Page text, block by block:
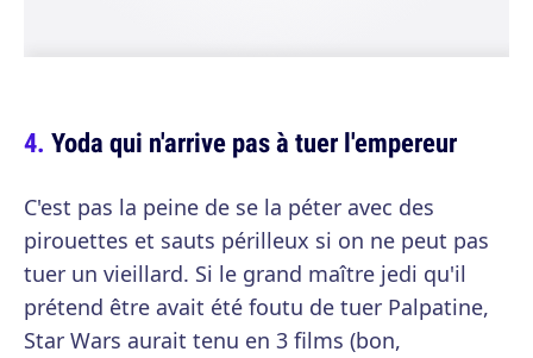
Yoda qui n'arrive pas à tuer l'empereur
C'est pas la peine de se la péter avec des
pirouettes et sauts périlleux si on ne peut pas
tuer un vieillard. Si le grand maître jedi qu'il
prétend être avait été foutu de tuer Palpatine,
Star Wars aurait tenu en 3 films (bon,